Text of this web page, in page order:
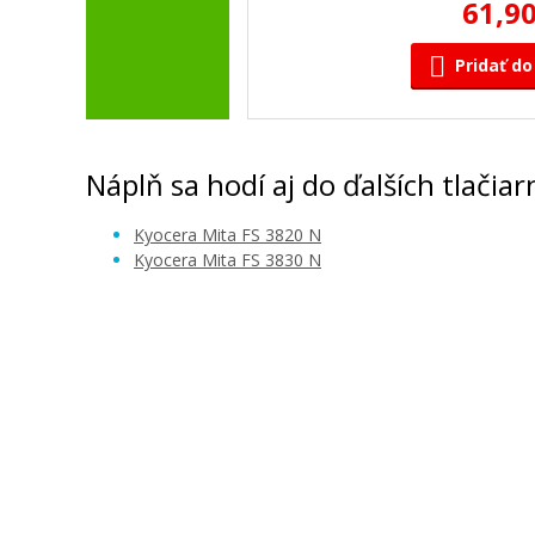
Pridať
Náplň sa hodí aj do ďalších
Kyocera Mita FS 3820 N
Kyocera Mita FS 3830 N